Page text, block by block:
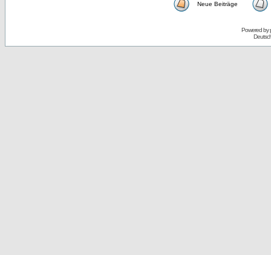
Neue Beiträge
Powered by